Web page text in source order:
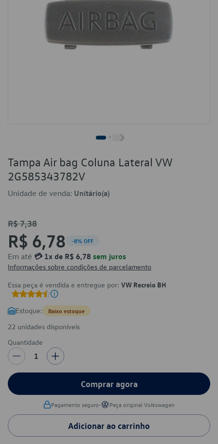
Tampa Air bag Coluna Lateral VW
2G585343782V
Unidade de venda: Unitário(a)
R$ 7,38
R$ 6,78 -8% OFF
Em até 💳 1x de R$ 6,78 sem juros
Informações sobre condições de parcelamento
Essa peça é vendida e entregue por: VW Recreio BH
Estoque: Baixo estoque
22 unidades disponíveis
Quantidade
1
Comprar agora
Pagamento seguro• Peça original Volkswagen
Adicionar ao carrinho